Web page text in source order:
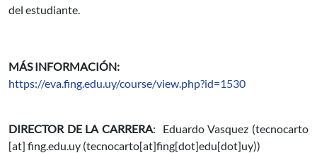
del estudiante.
MÁS INFORMACIÓN:
https://eva.fing.edu.uy/course/view.php?id=1530
DIRECTOR DE LA CARRERA: Eduardo Vasquez (tecnocarto
[at] fing.edu.uy (tecnocarto[at]fing[dot]edu[dot]uy))